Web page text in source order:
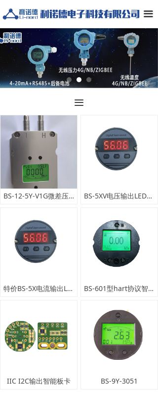
끀
끀
BS-12-5Y-V1G微差压变送器板卡。 BS-5XV电压输出LED显示智能板卡
特价BS-5X电流输出LED显示板卡 BS-601型hart协议智能变送器板卡
IIC I2C输出智能板卡 BS-9Y-3051